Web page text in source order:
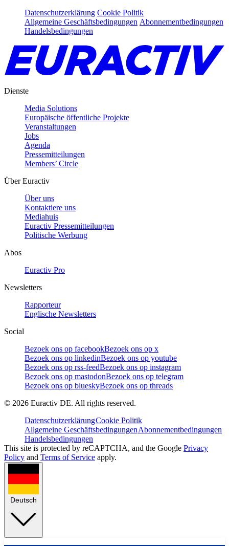
Datenschutzerklärung Cookie Politik
Allgemeine Geschäftsbedingungen Abonnementbedingungen
Handelsbedingungen
Dienste
Media Solutions
Europäische öffentliche Projekte
Veranstaltungen
Jobs
Agenda
Pressemitteilungen
Members’ Circle
Über Euractiv
Über uns
Kontaktiere uns
Mediahuis
Euractiv Pressemitteilungen
Politische Werbung
Abos
Euractiv Pro
Newsletters
Rapporteur
Englische Newsletters
Social
Bezoek ons op facebookBezoek ons op x
Bezoek ons op linkedinBezoek ons op youtube
Bezoek ons op rss-feedBezoek ons op instagram
Bezoek ons op mastodonBezoek ons op telegram
Bezoek ons op blueskyBezoek ons op threads
© 2026 Euractiv DE. All rights reserved.
DatenschutzerklärungCookie Politik
Allgemeine GeschäftsbedingungenAbonnementbedingungen
Handelsbedingungen
This site is protected by reCAPTCHA, and the Google Privacy
Policy and Terms of Service apply.
Deutsch